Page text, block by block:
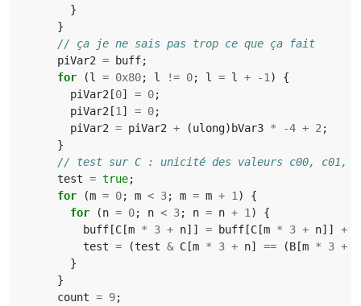
}
}
piVar2 = buff;
for
(l = 0x80; l != 0; l = l + -1 )
{
piVar2 [0] = 0;
piVar2 [1 ] = 0;
piVar2 = piVar2 + (ulong) bVar3 * -4 + 2 ;
}
test = true;
for
(m = 0; m < 3; m = m + 1 )
{
for
(n = 0; n < 3; n = n + 1 )
{
buff [C [m * 3 + n]] = buff [C [m * 3 + n]] +
test = (test & C [m * 3 + n] == (B [m * 3 +
}
}
count = 9;